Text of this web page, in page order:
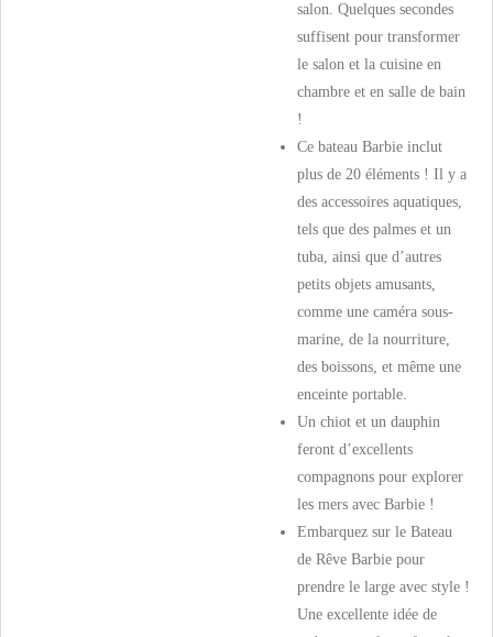
salon. Quelques secondes
suffisent pour transformer
le salon et la cuisine en
chambre et en salle de bain
!
Ce bateau Barbie inclut
plus de 20 éléments ! Il y a
des accessoires aquatiques,
tels que des palmes et un
tuba, ainsi que d’autres
petits objets amusants,
comme une caméra sous-
marine, de la nourriture,
des boissons, et même une
enceinte portable.
Un chiot et un dauphin
feront d’excellents
compagnons pour explorer
les mers avec Barbie !
Embarquez sur le Bateau
de Rêve Barbie pour
prendre le large avec style !
Une excellente idée de